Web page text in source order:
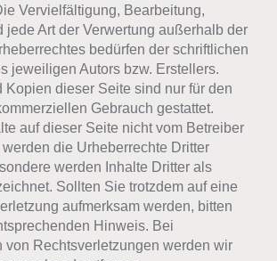
Vervielfältigung, Bearbeitung,
jede Art der Verwertung außerhalb der
bedürfen der schriftlichen
jeweiligen Autors bzw. Erstellers.
Kopien dieser Seite sind nur für den
Gebrauch gestattet.
auf dieser Seite nicht vom Betreiber
die Urheberrechte Dritter
werden Inhalte Dritter als
Sollten Sie trotzdem auf eine
aufmerksam werden, bitten
Hinweis. Bei
von Rechtsverletzungen werden wir